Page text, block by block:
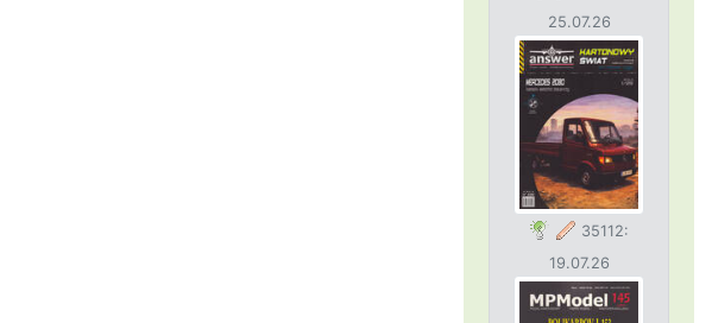
25.07.26
35112:
19.07.26